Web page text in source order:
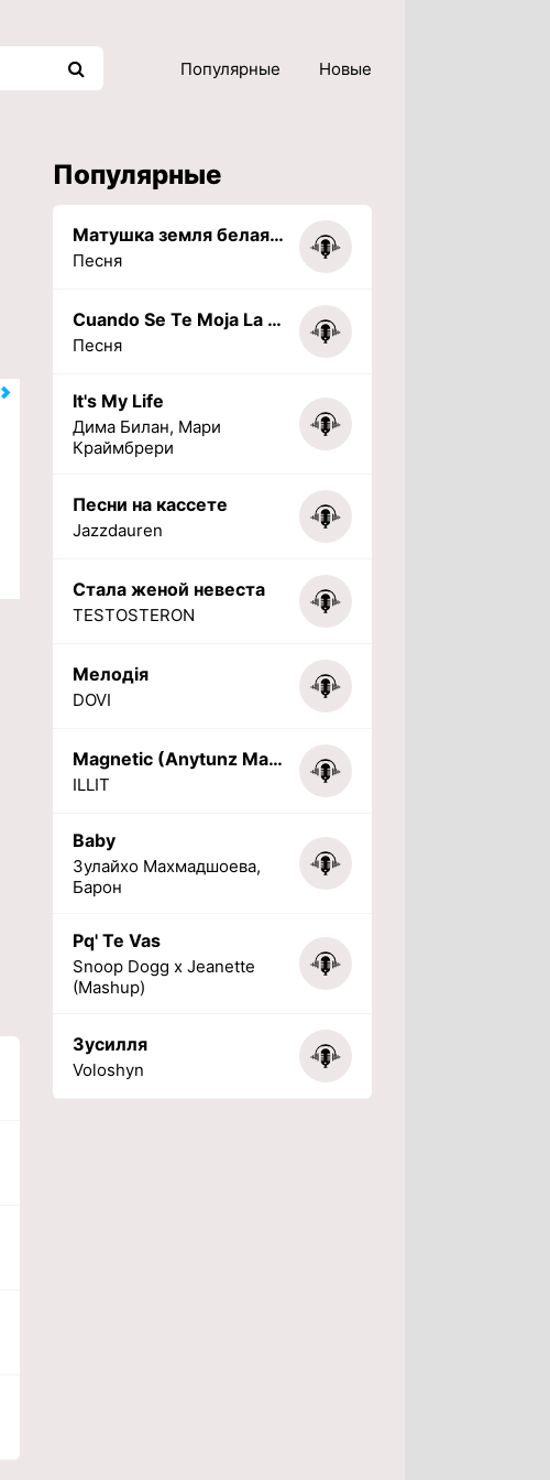
Популярные Новые
Популярные
Матушка земля белая березонька
Песня
Cuando Se Te Moja La Tarea (PHONK) (Slowed + Reverbed)
Песня
It's My Life
Дима Билан, Мари
Краймбрери
Песни на кассете
Jazzdauren
Стала женой невеста
TESTOSTERON
Мелодія
DOVI
Magnetic (Anytunz Marimba Ringtone)
ILLIT
Baby
Зулайхо Махмадшоева,
Барон
Pq' Te Vas
Snoop Dogg x Jeanette
(Mashup)
Зусилля
Voloshyn